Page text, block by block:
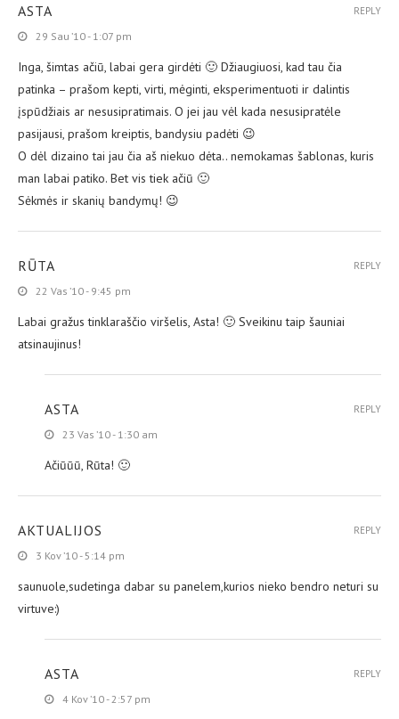
ASTA
29 Sau ’10 - 1:07 pm
Inga, šimtas ačiū, labai gera girdėti 🙂 Džiaugiuosi, kad tau čia
patinka – prašom kepti, virti, mėginti, eksperimentuoti ir dalintis
įspūdžiais ar nesusipratimais. O jei jau vėl kada nesusipratėle
pasijausi, prašom kreiptis, bandysiu padėti 😉
O dėl dizaino tai jau čia aš niekuo dėta.. nemokamas šablonas, kuris
man labai patiko. Bet vis tiek ačiū 🙂
Sėkmės ir skanių bandymų! 😉
REPLY
RŪTA
22 Vas ’10 - 9:45 pm
Labai gražus tinklaraščio viršelis, Asta! 🙂 Sveikinu taip šauniai
atsinaujinus!
REPLY
ASTA
23 Vas ’10 - 1:30 am
Ačiūūū, Rūta! 🙂
REPLY
AKTUALIJOS
3 Kov ’10 - 5:14 pm
saunuole,sudetinga dabar su panelem,kurios nieko bendro neturi su
virtuve:)
REPLY
ASTA
4 Kov ’10 - 2:57 pm
REPLY